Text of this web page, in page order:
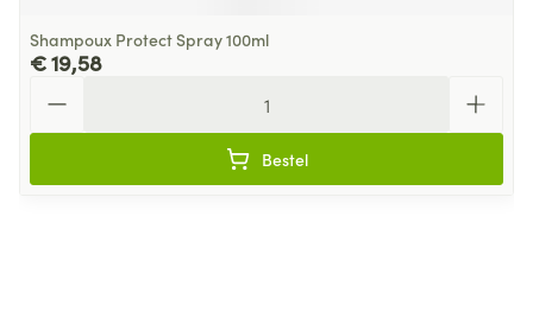
Shampoux Protect Spray 100ml
€ 19,58
Bestel